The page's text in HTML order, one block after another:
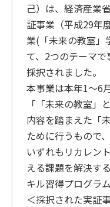
己）は、経済産業
証事業（平成29年
業(「未来の教室」
て、2つのテーマ
採択されました。
本事業は本年1～6
「「未来の教室」
内容を踏まえた「
ために行うもので
いずれもリカレン
える課題を解決す
キル習得プログラ
＜採択された実証